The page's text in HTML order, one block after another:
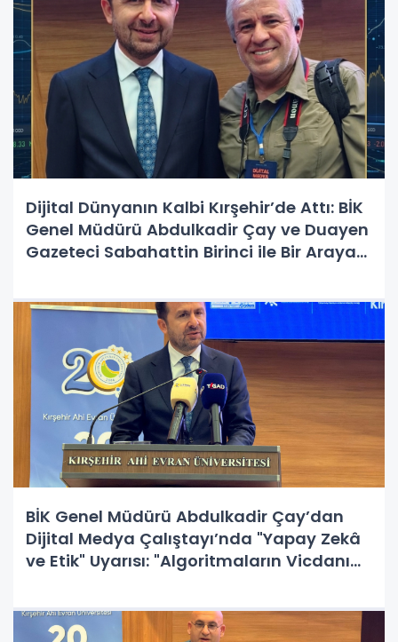
Dijital Dünyanın Kalbi Kırşehir’de Attı: BİK
Genel Müdürü Abdulkadir Çay ve Duayen
Gazeteci Sabahattin Birinci ile Bir Araya
BİK Genel Müdürü Abdulkadir Çay’dan
Dijital Medya Çalıştayı’nda "Yapay Zekâ
ve Etik" Uyarısı: "Algoritmaların Vicdanı